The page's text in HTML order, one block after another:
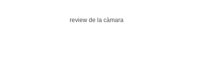
review de la càmara